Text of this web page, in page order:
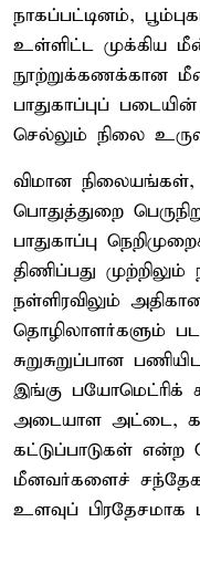
நாகப்பட்டினம்,
உள்ளிட்ட முக்கிய
நூற்றுக்கணக்கான
பாதுகாப்புப் படையின்
செல்லும் நிலை
விமான
பொதுத்துறை
பாதுகாப்பு
திணிப்பது
நள்ளிரவிலும்
தொழிலாளர்களும்
சுறுசுறுப்பான
இங்கு பயோமெட்ரிக்
அடையாள அட்டை,
கட்டுப்பாடுகள்
மீனவர்களைச்
உளவுப் பிரதேசமாக